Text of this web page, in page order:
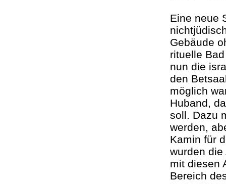
Eine neue
Gebäude
rituelle
nun die
den
möglich
Huband,
soll. Dazu
werden,
Kamin für
wurden
mit diesen
Bereich